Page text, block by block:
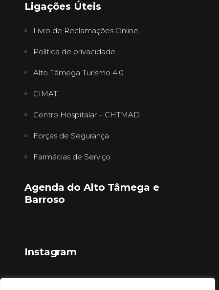
Ligações Úteis
Livro de Reclamações Online
Política de privacidade
Alto Tâmega Turismo 4.0
CIMAT
Centro Hospitalar – CHTMAD
Forças de Segurança
Farmácias de Serviço
Agenda do Alto Tâmega e
Barroso
Instagram